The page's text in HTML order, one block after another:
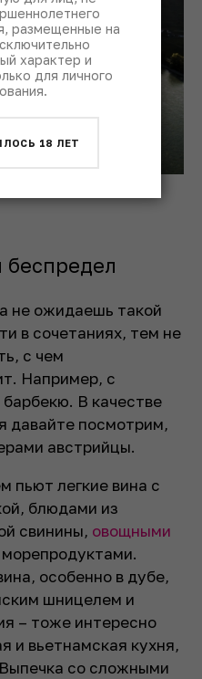
беспредел
не ожидаешь такой
в сочетаниях, тем не
с чем
Например, с
В качестве
давайте посмотрим,
австрийцы.
пьют легкие вина с
блюдами из
свинины, овощными
морепродуктами.
особенно в дубе,
шницелем и
– тоже интересно
и вьетнамская кухня,
со сложными
размещенные на
характер и
для личного
18 ЛЕТ